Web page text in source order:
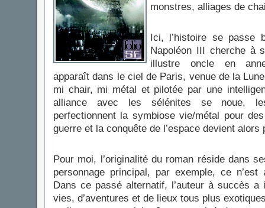
monstres, alliages de
Ici, l’histoire se passe
Napoléon III cherche à
illustre oncle en
apparaît dans le ciel de Paris, venue de la
mi chair, mi métal et pilotée par une
alliance avec les sélénites se noue,
perfectionnent la symbiose vie/métal pour
guerre et la conquête de l’espace devient alors
Pour moi, l’originalité du roman réside dans
personnage principal, par exemple, ce
Dans ce passé alternatif, l’auteur à succès a
vies, d’aventures et de lieux tous plus